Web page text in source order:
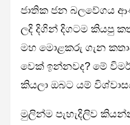
ජාතික ජන බල­වේ­ගය
ලදි දිගින් දිග­ටම කියපු
මහ මොළ­කරු ගැන
වෙක් ඉන්න­වද? මේ
කියලා ඔබට යම්
මුලින්ම පැහැ­දි­ලිව